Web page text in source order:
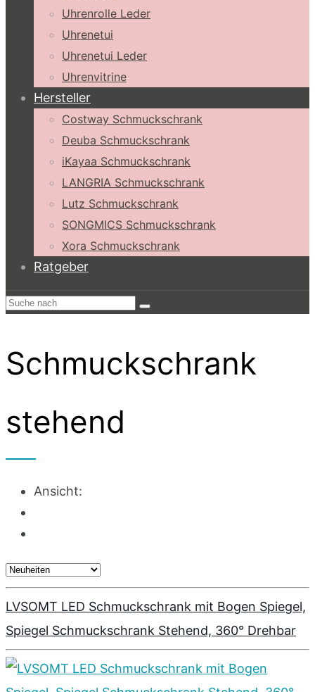
Uhrenrolle Leder
Uhrenetui
Uhrenetui Leder
Uhrenvitrine
Hersteller
Costway Schmuckschrank
Deuba Schmuckschrank
iKayaa Schmuckschrank
LANGRIA Schmuckschrank
Lutz Schmuckschrank
SONGMICS Schmuckschrank
Xora Schmuckschrank
Ratgeber
Schmuckschrank
stehend
Ansicht:
LVSOMT LED Schmuckschrank mit Bogen Spiegel,
Spiegel Schmuckschrank Stehend, 360° Drehbar